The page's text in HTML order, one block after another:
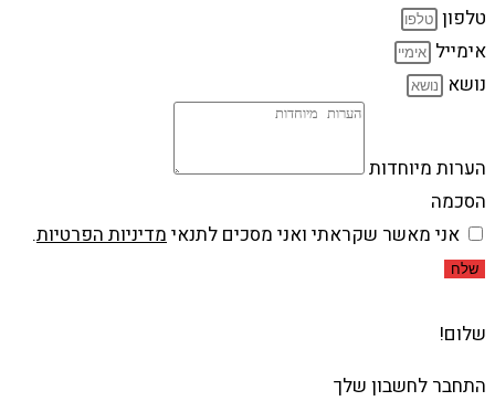
טלפון
אימייל
נושא
הערות מיוחדות
הסכמה
אני מאשר שקראתי ואני מסכים לתנאי מדיניות הפרטיות.
שלח
שלום!
התחבר לחשבון שלך